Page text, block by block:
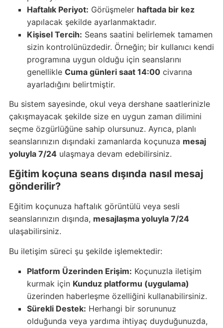
Haftalık Periyot: Görüşmeler haftada bir kez
yapılacak şekilde ayarlanmaktadır.
Kişisel Tercih: Seans saatini belirlemek tamamen
sizin kontrolünüzdedir. Örneğin; bir kullanıcı kendi
programına uygun olduğu için seanslarını
genellikle Cuma günleri saat 14:00civarına
ayarladığını belirtmiştir.
Bu sistem sayesinde, okul veya dershane saatlerinizle
çakışmayacak şekilde size en uygun zaman dilimini
seçme özgürlüğüne sahip olursunuz. Ayrıca, planlı
seanslarınızın dışındaki zamanlarda koçunuza mesaj
yoluyla 7/24ulaşmaya devam edebilirsiniz.
Eğitim koçuna seans dışında nasıl mesaj
gönderilir?
Eğitim koçunuza haftalık görüntülü veya sesli
seanslarınızın dışında, mesajlaşma yoluyla 7/24
ulaşabilirsiniz.
Bu iletişim süreci şu şekilde işlemektedir:
Platform Üzerinden Erişim: Koçunuzla iletişim
kurmak için Kunduz platformu (uygulama)
üzerinden haberleşme özelliğini kullanabilirsiniz.
Sürekli Destek: Herhangi bir sorununuz
olduğunda veya yardıma ihtiyaç duyduğunuzda,